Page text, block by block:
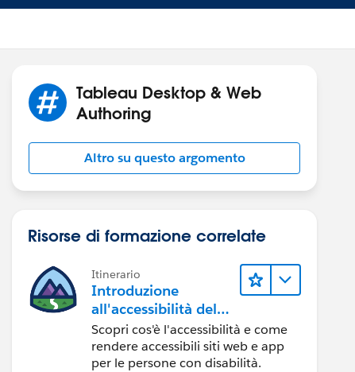
Tableau Desktop & Web
Authoring
Altro su questo argomento
Risorse di formazione correlate
Itinerario
Introduzione
all'accessibilità del
Web
Scopri cos'è l'accessibilità e come
rendere accessibili siti web e app
per le persone con disabilità.